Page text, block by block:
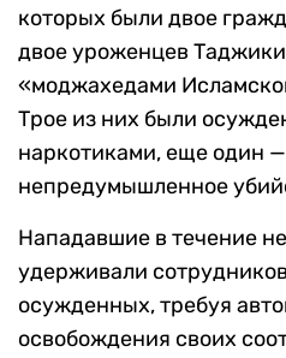
которых были двое
двое уроженцев
«моджахедами
Трое из них были
наркотиками, еще один
непредумышленное
Нападавшие в течение
удерживали
осужденных, требуя
освобождения своих